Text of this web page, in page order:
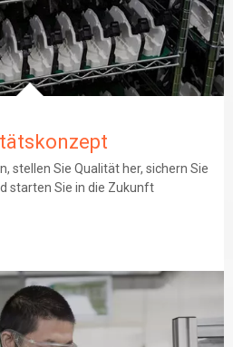
stellen Sie Qualität her, sichern Sie
starten Sie in die Zukunft